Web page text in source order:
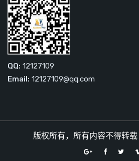
QQ: 12127109
Email: 12127109@qq.com
版权所有，所有内容不得转载